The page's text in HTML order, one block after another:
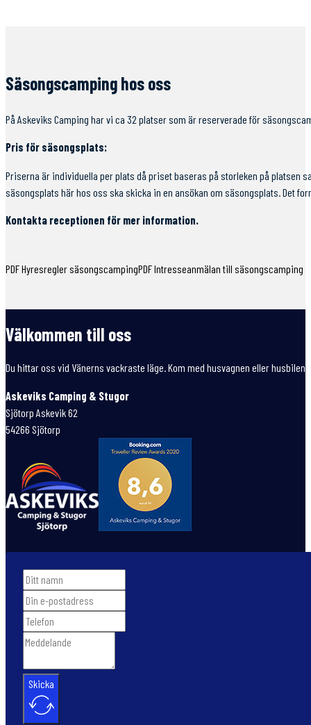
Säsongscamping hos oss
På Askeviks Camping har vi ca 32 platser som är reserverade för
Pris för säsongsplats:
Priserna är individuella per plats då priset baseras på storleken på platsen
säsongsplats här hos oss ska skicka in en ansökan om säsongsplats. Det
Kontakta receptionen för mer information.
PDF Hyresregler säsongscampingPDF Intresseanmälan till säsongscamping
Välkommen till oss
Du hittar oss vid Vänerns vackraste läge. Kom med husvagnen eller
Askeviks Camping & Stugor
Sjötorp Askevik 62
54266 Sjötorp
Skicka